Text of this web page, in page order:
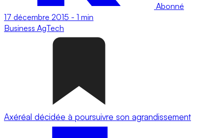
Abonné
17 décembre 2015 - 1 min
Business AgTech
Axéréal décidée à poursuivre son agrandissement